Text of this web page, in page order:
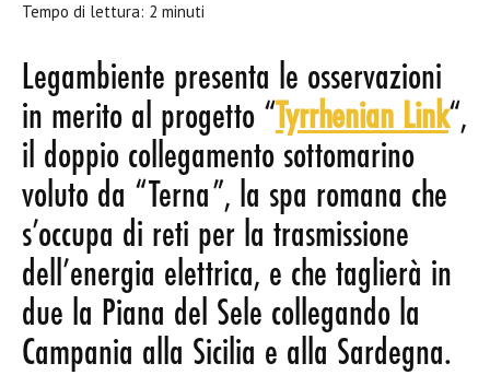
Tempo di lettura: 2 minuti
Legambiente presenta le osservazioni
in merito al progetto “Tyrrhenian Link“,
il doppio collegamento sottomarino
voluto da “Terna”, la spa romana che
s’occupa di reti per la trasmissione
dell’energia elettrica, e che taglierà in
due la Piana del Sele collegando la
Campania alla Sicilia e alla Sardegna.